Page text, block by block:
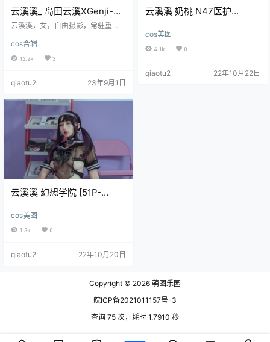
云溪溪_ 岛田云溪XGenji-微
博coser全部作品合集[116
云溪溪，女，自由摄影，常驻重
云溪 Ins：@yunx1x1 Twitter：@Y
unx1x1 ins同名 模特微博：麻辣味
cos合辑
12.2k 3
qiaotu2 23年9月1日
云溪溪 奶桃 N47医护
cos美图
4.1k 0
qiaotu2 22年10月22日
云溪溪 幻想学院 [51P-
cos美图
1.3k 0
qiaotu2 22年10月20日
Copyright © 2026 萌图乐园
皖ICP备2021011157号-3
查询 75 次，耗时 1.7910 秒